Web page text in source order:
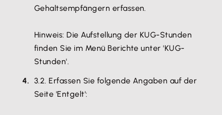
vorgeschriebene Form nicht.
Eine gute Übersicht der sonstigen
Merkblatt der Bundesagentur für Arbeit:
Kurzarbeitergeld (KUG) (8a)
Gehaltsempfängern erfassen.
Hinweis: Die Aufstellung der KUG-Stunden
finden Sie im Menü Berichte unter 'KUG-
Stunden'.
3.2. Erfassen Sie folgende Angaben auf der
Seite 'Entgelt':